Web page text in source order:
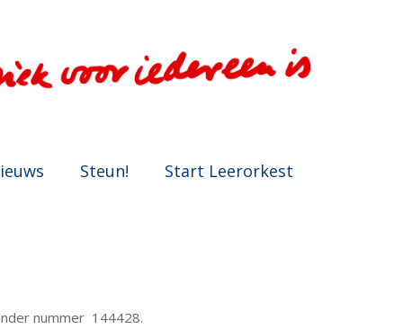
Steun! Start Leerorkest
nummer 144428.